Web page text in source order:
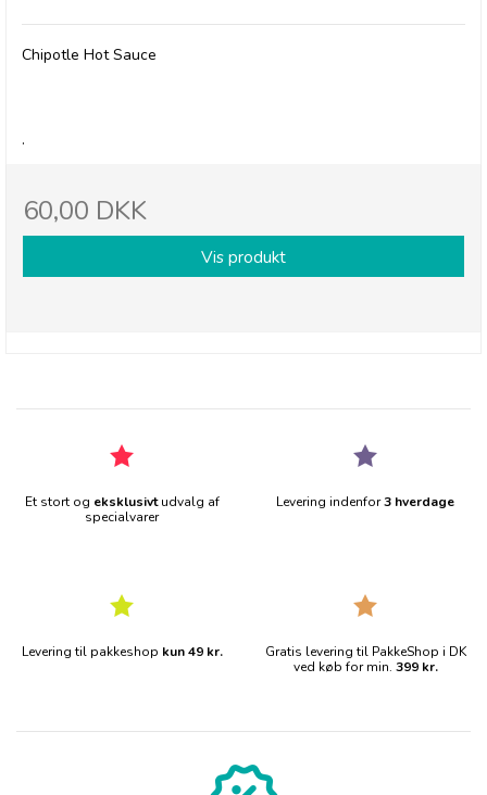
Chipotle Hot Sauce
.
60,00 DKK
Vis produkt
Et stort og eksklusivtudvalg af
specialvarer
Levering indenfor3 hverdage
Levering til pakkeshop kun 49 kr.
Gratis levering til PakkeShop i DK
ved køb for min. 399 kr.